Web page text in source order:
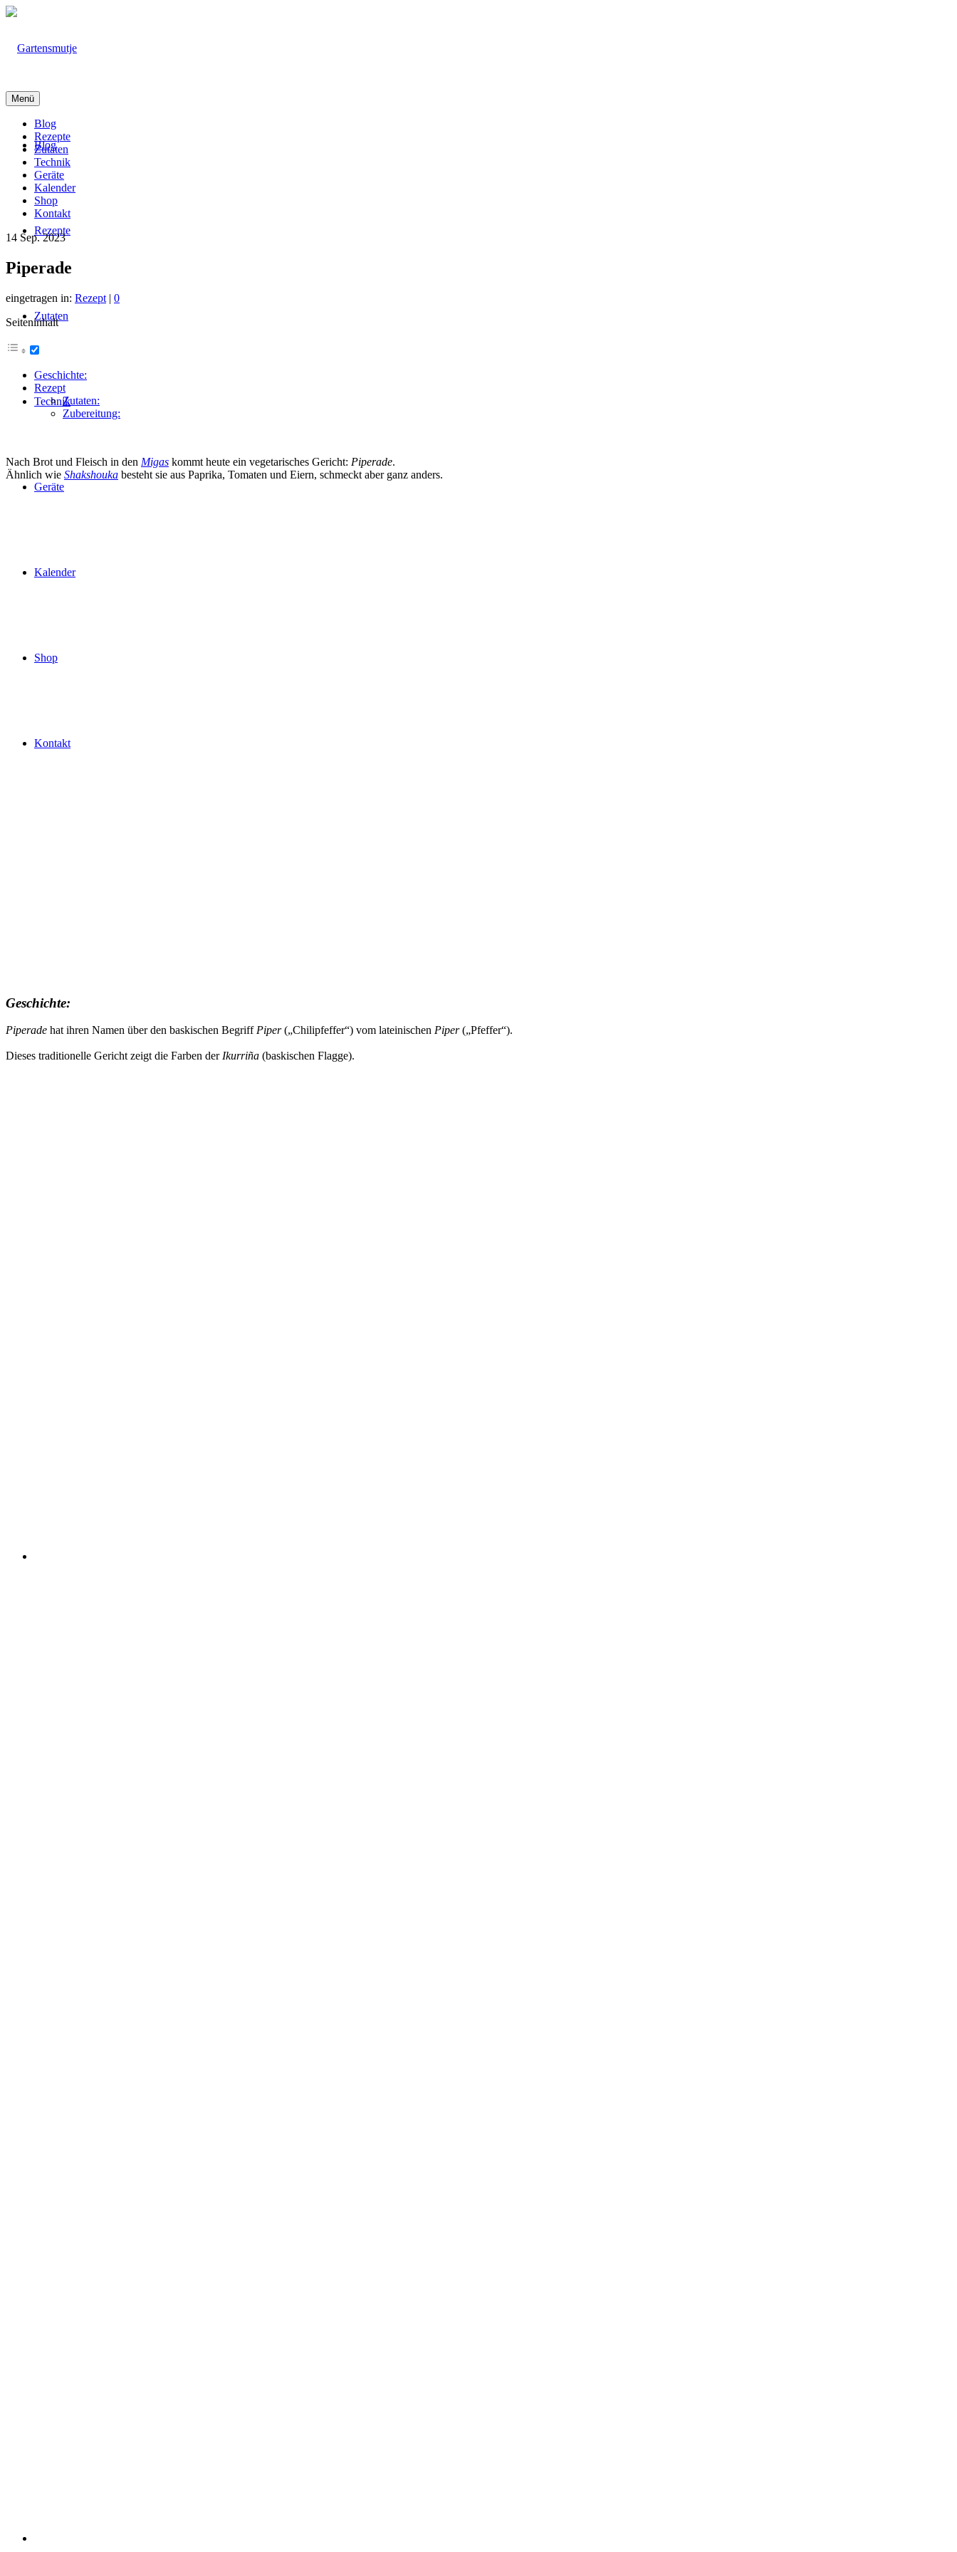
Blog
Rezepte
Zutaten
Technik
Geräte
Kalender
Shop
Kontakt
Menü
Blog
Rezepte
Zutaten
Technik
Geräte
Kalender
Shop
Kontakt
14 Sep. 2023
Piperade
eingetragen in: Rezept | 0
Seiteninhalt
Geschichte:
Rezept
Zutaten:
Zubereitung:
Nach Brot und Fleisch in den Migas kommt heute ein vegetarisches Gericht: Piperade.
Ähnlich wie Shakshouka besteht sie aus Paprika, Tomaten und Eiern, schmeckt aber ganz anders.
Geschichte:
Piperade hat ihren Namen über den baskischen Begriff Piper(„Chilipfeffer“) vom lateinischen Piper(„Pfeffer“).
Dieses traditionelle Gericht zeigt die Farben der Ikurriña (baskischen Flagge).